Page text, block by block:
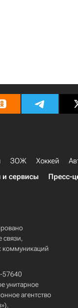
ЗОЖ Хоккей
и сервисы Пресс-
связи,
коммуникаций
57640
унитарное
агентство